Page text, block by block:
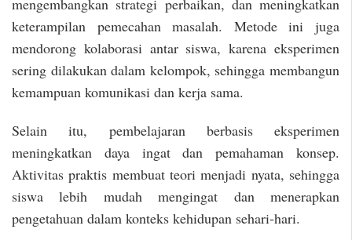
mengembangkan strategi perbaikan, dan meningkatkan
keterampilan pemecahan masalah. Metode ini juga
mendorong kolaborasi antar siswa, karena eksperimen
sering dilakukan dalam kelompok, sehingga membangun
kemampuan komunikasi dan kerja sama.
Selain itu, pembelajaran berbasis eksperimen
meningkatkan daya ingat dan pemahaman konsep.
Aktivitas praktis membuat teori menjadi nyata, sehingga
siswa lebih mudah mengingat dan menerapkan
pengetahuan dalam konteks kehidupan sehari-hari.